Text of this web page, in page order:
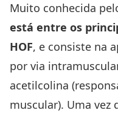
Muito conhecida
está entre os
HOF, e consiste na
por via
acetilcolina
muscular). Uma vez